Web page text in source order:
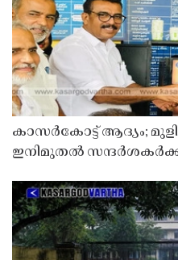
കാസർകോട്ട് ആദ്യം;
ഇനിമുതൽ